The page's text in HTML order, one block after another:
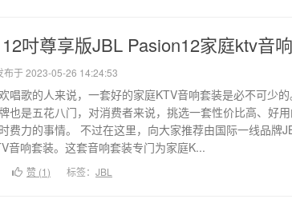
12吋尊享版JBL Pasion12家庭ktv音
布于 2023-05-26 14:24:53
唱歌的人来说，一套好的家庭KTV音响套装是必不可少
也是五花八门，对消费者来说，挑选一套性价比高、好
费力的事情。 不过在这里，向大家推荐由国际一线品牌
音响套装。这套音响套装专门为家庭K...
赞 (1) 标签： JBL